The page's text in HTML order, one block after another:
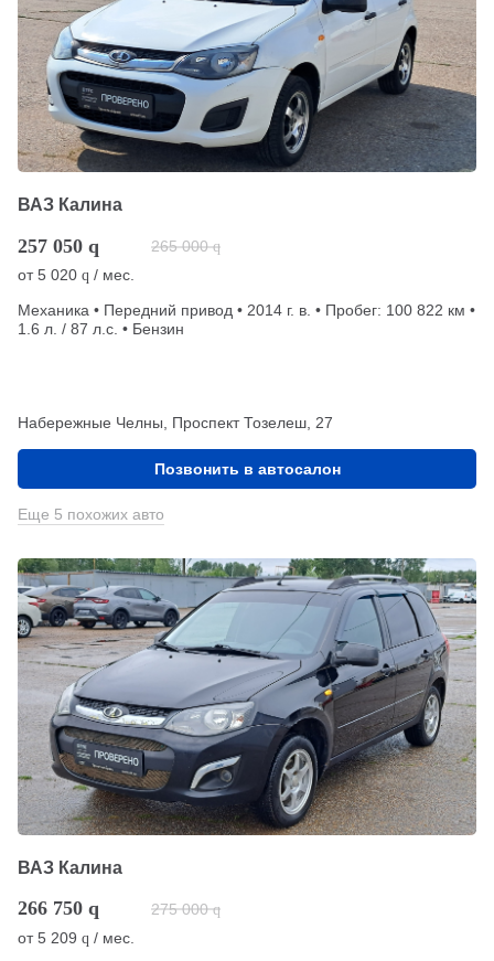
ВАЗ Калина
257 050 q 265 000 q
от5 020 q / мес.
Механика • Передний привод • 2014 г. в. • Пробег: 100 822 км •
1.6 л. / 87 л.с. • Бензин
Набережные Челны, Проспект Тозелеш, 27
Позвонить в автосалон
Еще 5 похожих авто
ВАЗ Калина
266 750 q 275 000 q
от5 209 q / мес.